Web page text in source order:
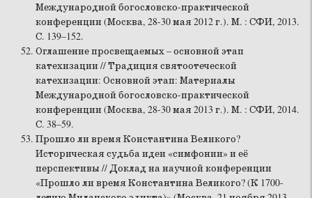
Международной богословско-практической
конференции (Москва, 28-30 мая 2012 г.). М. : СФИ, 2013.
С. 139–152.
Оглашение просвещаемых – основной этап
катехизации // Традиция святоотеческой
катехизации: Основной этап: Материалы
Международной богословско-практической
конференции (Москва, 28-30 мая 2013 г.). М. : СФИ, 2014.
С. 38–59.
Прошло ли время Константина Великого?
Историческая судьба идеи «симфонии» и её
перспективы // Доклад на научной конференции
«Прошло ли время Константина Великого? (К 1700-